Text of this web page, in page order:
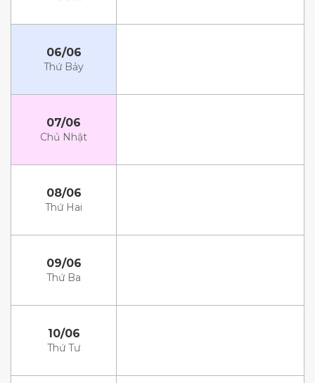
06/06
Thứ Bảy
07/06
Chủ Nhật
08/06
Thứ Hai
09/06
Thứ Ba
10/06
Thứ Tư